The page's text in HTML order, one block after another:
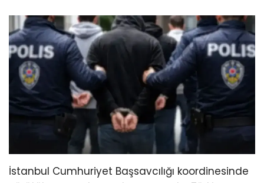
İstanbul Cumhuriyet Başsavcılığı koordinesinde